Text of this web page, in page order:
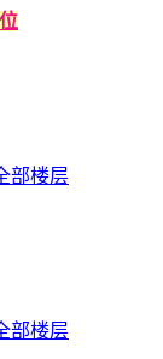
部楼层
部楼层